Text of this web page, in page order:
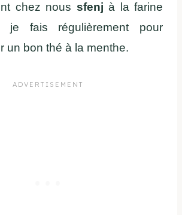
chez nous sfenj à la farine
fais régulièrement pour
un bon thé à la menthe.